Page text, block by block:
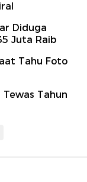
Diduga
Juta Raib
Tahu Foto
Tahun